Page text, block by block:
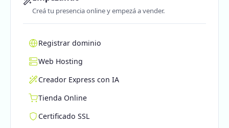
Creá tu presencia online y empezá a vender.
Registrar dominio
Web Hosting
Creador Express con IA
Tienda Online
Certificado SSL